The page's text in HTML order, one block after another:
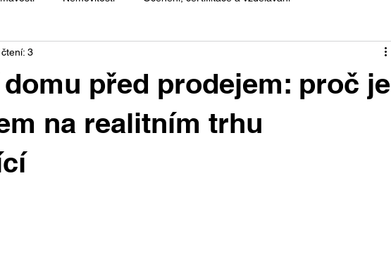
před prodejem: proč je
na realitním trhu
3